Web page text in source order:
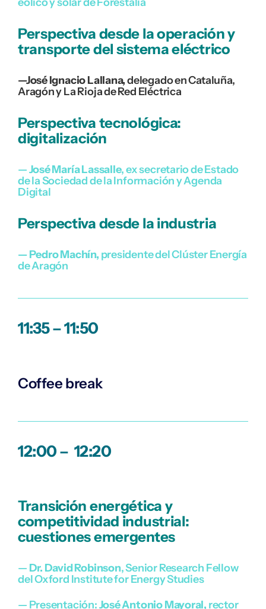
eólico y solar de Forestalia
Perspectiva desde la operación y
transporte del sistema eléctrico
—José Ignacio Lallana,delegado en Cataluña,
Aragón y La Rioja de Red Eléctrica
Perspectiva tecnológica:
digitalización
—José María Lassalle, ex secretario de Estado
de la Sociedad de la Información y Agenda
Digital
Perspectiva desde la industria
— Pedro Machín, presidente del Clúster Energía
de Aragón
11:35 – 11:50
Coffee break
12:00 – 12:20
Transición energética y
competitividad industrial:
cuestiones emergentes
— Dr. David Robinson, Senior Research Fellow
del Oxford Institute for Energy Studies
— Presentación:José Antonio Mayoral, rector